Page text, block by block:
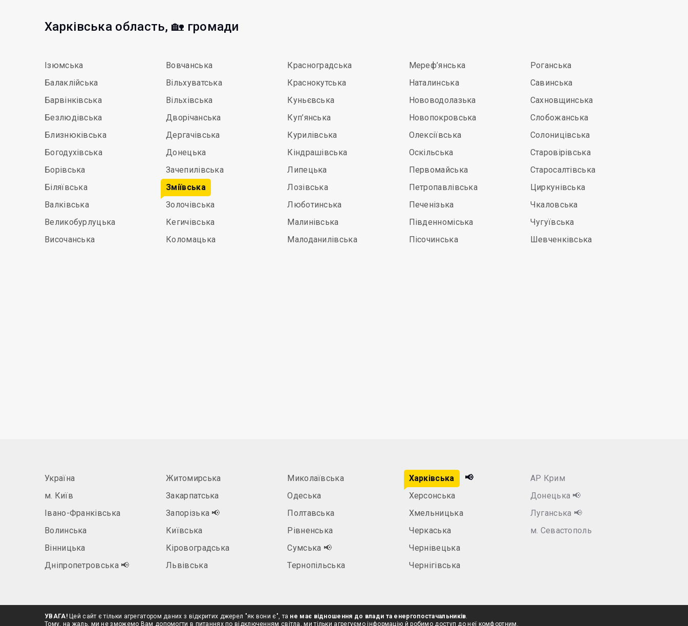
Харківська область, 🏡 громади
Ізюмська
Балаклійська
Барвінківська
Безлюдівська
Близнюківська
Богодухівська
Борівська
Біляївська
Валківська
Великобурлуцька
Височанська
Вовчанська
Вільхуватська
Вільхівська
Дворічанська
Дергачівська
Донецька
Зачепилівська
Зміївська
Золочівська
Кегичівська
Коломацька
Красноградська
Краснокутська
Куньєвська
Куп’янська
Курилівська
Кіндрашівська
Липецька
Лозівська
Люботинська
Малинівська
Малоданилівська
Мереф’янська
Наталинська
Нововодолазька
Новопокровська
Олексіївська
Оскільська
Первомайська
Петропавлівська
Печенізька
Південноміська
Пісочинська
Роганська
Савинська
Сахновщинська
Слобожанська
Солоницівська
Старовірівська
Старосалтівська
Циркунівська
Чкаловська
Чугуївська
Шевченківська
Україна
м. Київ
Івано-Франківська
Волинська
Вінницька
Дніпропетровська 📢
Житомирська
Закарпатська
Запорізька 📢
Київська
Кіровоградська
Львівська
Миколаївська
Одеська
Полтавська
Рівненська
Сумська 📢
Тернопільська
Харківська
📢
Херсонська
Хмельницька
Черкаська
Чернівецька
Чернігівська
АР Крим
Донецька 📢
Луганська 📢
м. Севастополь
УВАГА!Цей сайт є тільки агрегатором даних з відкритих джерел "як вони є", та не має відношення до влади та енергопостачальників.
Тому, на жаль, ми не зможемо Вам допомогти в питаннях по відключенням світла, ми тільки агрегуємо інформацію й робимо доступ до неї комфортним.